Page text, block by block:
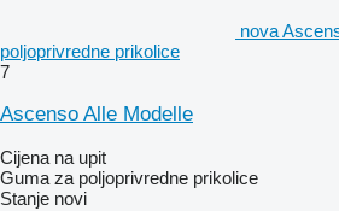
nova
poljoprivredne prikolice
7
Ascenso Alle Modelle
Cijena na upit
Guma za poljoprivredne prikolice
Stanje novi